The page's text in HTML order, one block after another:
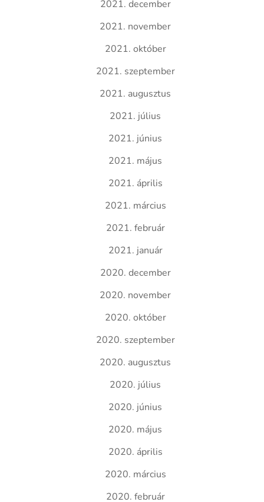
2021. december
2021. november
2021. október
2021. szeptember
2021. augusztus
2021. július
2021. június
2021. május
2021. április
2021. március
2021. február
2021. január
2020. december
2020. november
2020. október
2020. szeptember
2020. augusztus
2020. július
2020. június
2020. május
2020. április
2020. március
2020. február